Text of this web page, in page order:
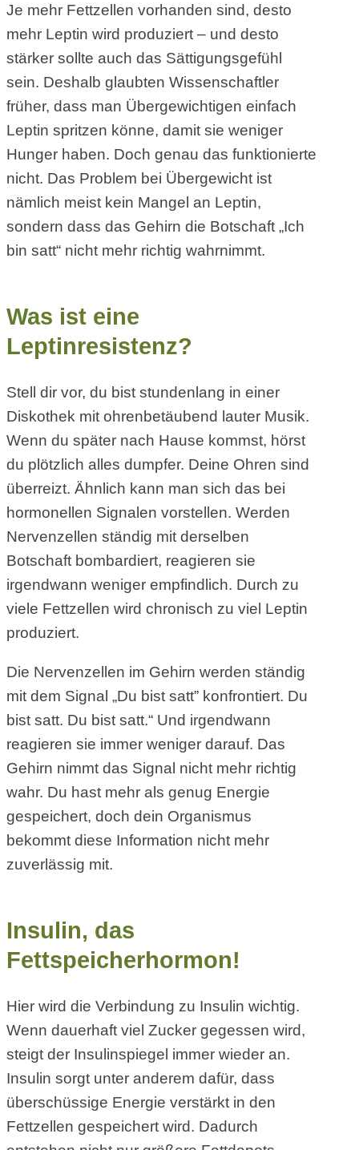
Je mehr Fettzellen vorhanden sind, desto
mehr Leptin wird produziert – und desto
stärker sollte auch das Sättigungsgefühl
sein. Deshalb glaubten Wissenschaftler
früher, dass man Übergewichtigen einfach
Leptin spritzen könne, damit sie weniger
Hunger haben. Doch genau das funktionierte
nicht. Das Problem bei Übergewicht ist
nämlich meist kein Mangel an Leptin,
sondern dass das Gehirn die Botschaft „Ich
bin satt“ nicht mehr richtig wahrnimmt.
Was ist eine
Leptinresistenz?
Stell dir vor, du bist stundenlang in einer
Diskothek mit ohrenbetäubend lauter Musik.
Wenn du später nach Hause kommst, hörst
du plötzlich alles dumpfer. Deine Ohren sind
überreizt. Ähnlich kann man sich das bei
hormonellen Signalen vorstellen. Werden
Nervenzellen ständig mit derselben
Botschaft bombardiert, reagieren sie
irgendwann weniger empfindlich. Durch zu
viele Fettzellen wird chronisch zu viel Leptin
produziert.
Die Nervenzellen im Gehirn werden ständig
mit dem Signal „Du bist satt” konfrontiert. Du
bist satt. Du bist satt.“ Und irgendwann
reagieren sie immer weniger darauf. Das
Gehirn nimmt das Signal nicht mehr richtig
wahr. Du hast mehr als genug Energie
gespeichert, doch dein Organismus
bekommt diese Information nicht mehr
zuverlässig mit.
Insulin, das
Fettspeicherhormon!
Hier wird die Verbindung zu Insulin wichtig.
Wenn dauerhaft viel Zucker gegessen wird,
steigt der Insulinspiegel immer wieder an.
Insulin sorgt unter anderem dafür, dass
überschüssige Energie verstärkt in den
Fettzellen gespeichert wird. Dadurch